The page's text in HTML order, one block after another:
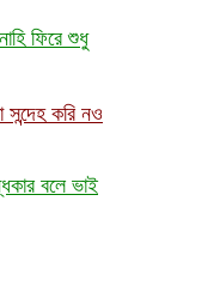
ফিরে শুধু
করি নও
বলে ভাই